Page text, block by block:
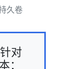
久卷
对
：